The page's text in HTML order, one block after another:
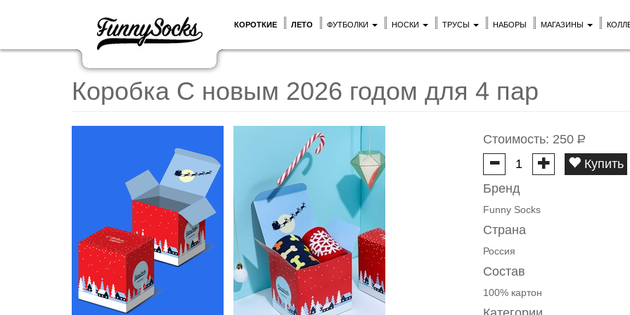
КОРОТКИЕ ЛЕТО ФУТБОЛКИ НОСКИ ТРУСЫ НАБОРЫ МАГАЗИНЫ
Коробка С новым 2026 годом для 4 пар
Стоимость: 250 Р
Купить
Бренд
Funny Socks
Страна
Россия
Состав
100% картон